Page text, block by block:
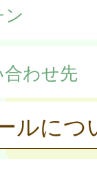
わせ先
ルにつ